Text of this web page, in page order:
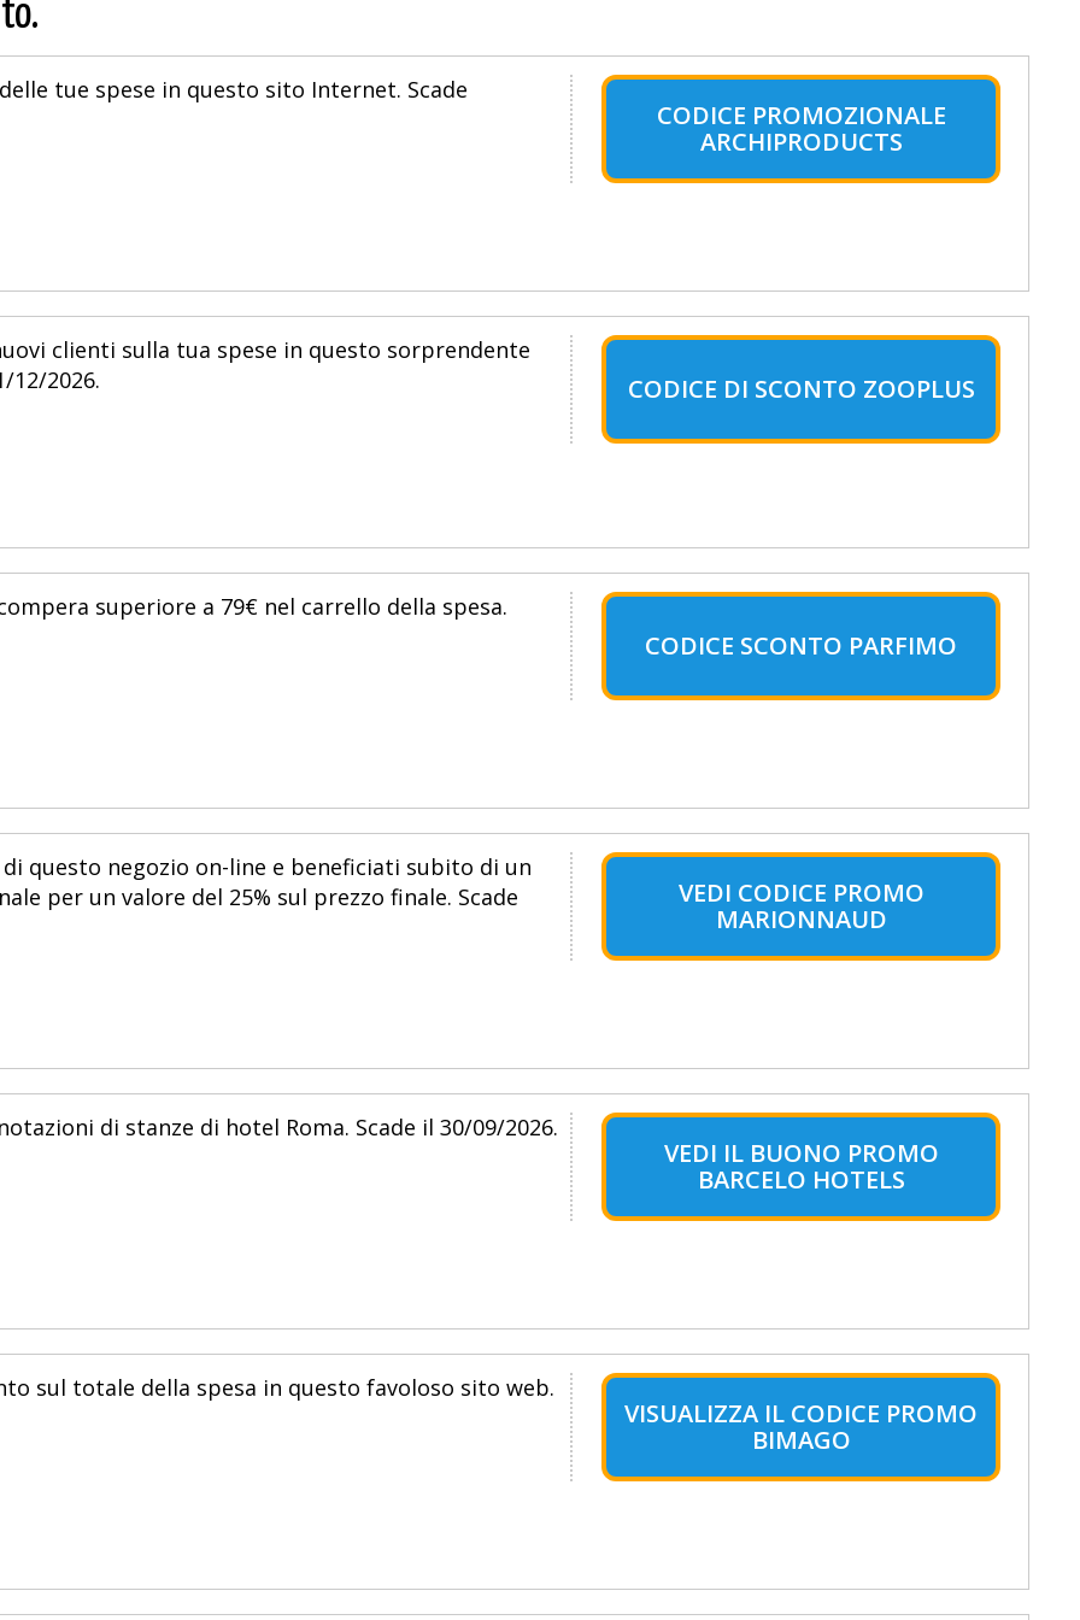
tue spese in questo sito Internet. Scade
CODICE PROMOZIONALE
ARCHIPRODUCTS
clienti sulla tua spese in questo sorprendente
12/2026.
CODICE DI SCONTO ZOOPLUS
superiore a 79€ nel carrello della spesa.
CODICE SCONTO PARFIMO
questo negozio on-line e beneficiati subito di un
per un valore del 25% sul prezzo finale. Scade
VEDI CODICE PROMO
MARIONNAUD
di stanze di hotel Roma. Scade il 30/09/2026.
VEDI IL BUONO PROMO
BARCELO HOTELS
sul totale della spesa in questo favoloso sito web.
VISUALIZZA IL CODICE PROMO
BIMAGO